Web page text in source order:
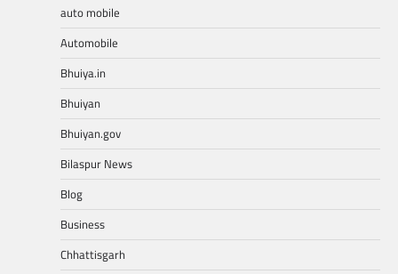
auto mobile
Automobile
Bhuiya.in
Bhuiyan
Bhuiyan.gov
Bilaspur News
Blog
Business
Chhattisgarh